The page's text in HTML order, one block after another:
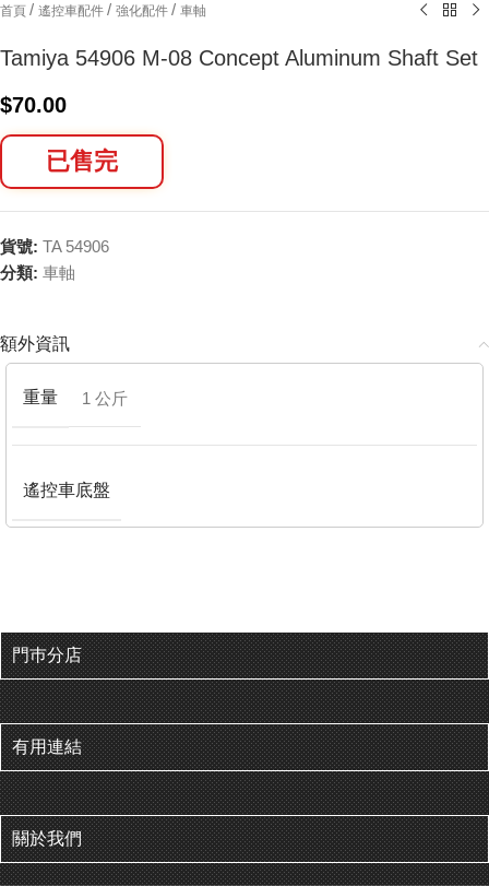
首頁 / 遙控車配件 / 強化配件 / 車軸
Tamiya 54906 M-08 Concept Aluminum Shaft Set
$70.00
已售完
貨號: TA 54906
分類: 車軸
額外資訊
重量 1 公斤
遙控車底盤
門巿分店
有用連結
關於我們